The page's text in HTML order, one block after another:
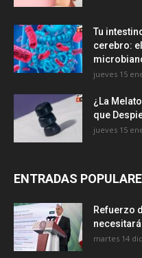
Tu
cerebro:
jueves 15
¿La
que
jueves 15
ENTRADAS
Refuerzo
martes 14